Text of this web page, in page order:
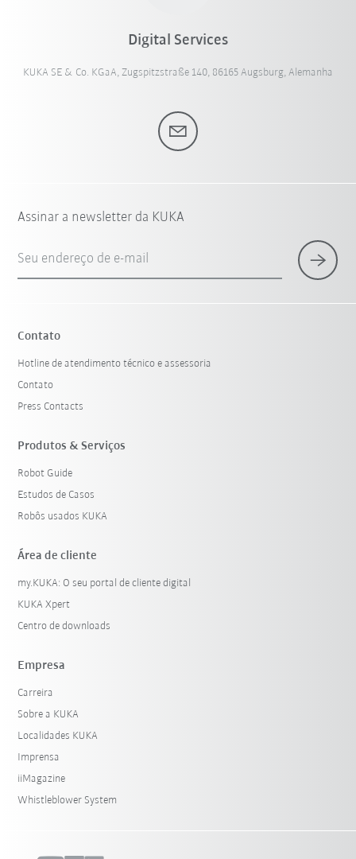
Digital Services
KUKA SE & Co. KGaA, Zugspitzstraße 140, 86165 Augsburg, Alemanha
Assinar a newsletter da KUKA
Seu endereço de e-mail
Contato
Hotline de atendimento técnico e assessoria
Contato
Press Contacts
Produtos & Serviços
Robot Guide
Estudos de Casos
Robôs usados KUKA
Área de cliente
my.KUKA: O seu portal de cliente digital
KUKA Xpert
Centro de downloads
Empresa
Carreira
Sobre a KUKA
Localidades KUKA
Imprensa
iiMagazine
Whistleblower System